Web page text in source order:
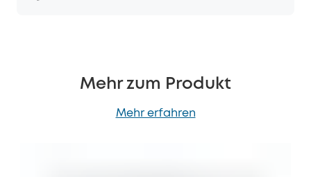
Mehr zum Produkt
Mehr erfahren